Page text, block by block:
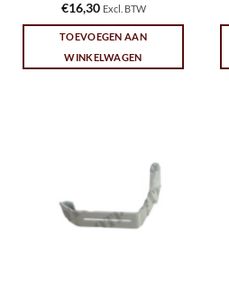
€16,30 Excl. BTW
TOEVOEGEN AAN
WINKELWAGEN